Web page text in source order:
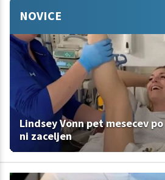
NOVICE
Lindsey Vonn pet mesecev
ni zaceljen